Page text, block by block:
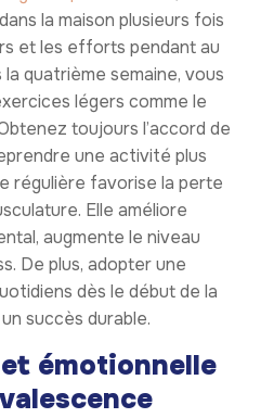
la maison plusieurs fois
et les efforts pendant au
quatrième semaine, vous
légers comme le
toujours l’accord de
une activité plus
régulière favorise la perte
Elle améliore
augmente le niveau
De plus, adopter une
dès le début de la
succès durable.
émotionnelle